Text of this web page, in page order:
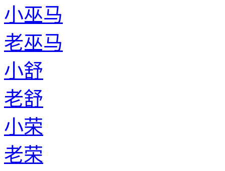
小巫马
老巫马
小舒
老舒
小荣
老荣